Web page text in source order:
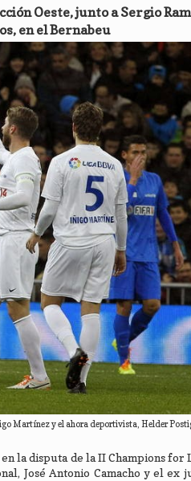
Oeste, junto a Sergio
en el Bernabeu
Martínez y el ahora deportivista, Helder
la disputa de la II Champions for
José Antonio Camacho y el ex